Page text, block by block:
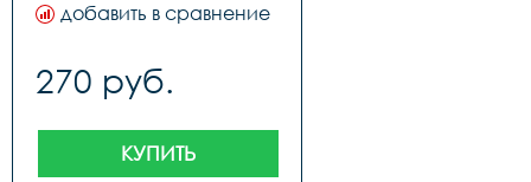
добавить в сравнение
270 руб.
КУПИТЬ